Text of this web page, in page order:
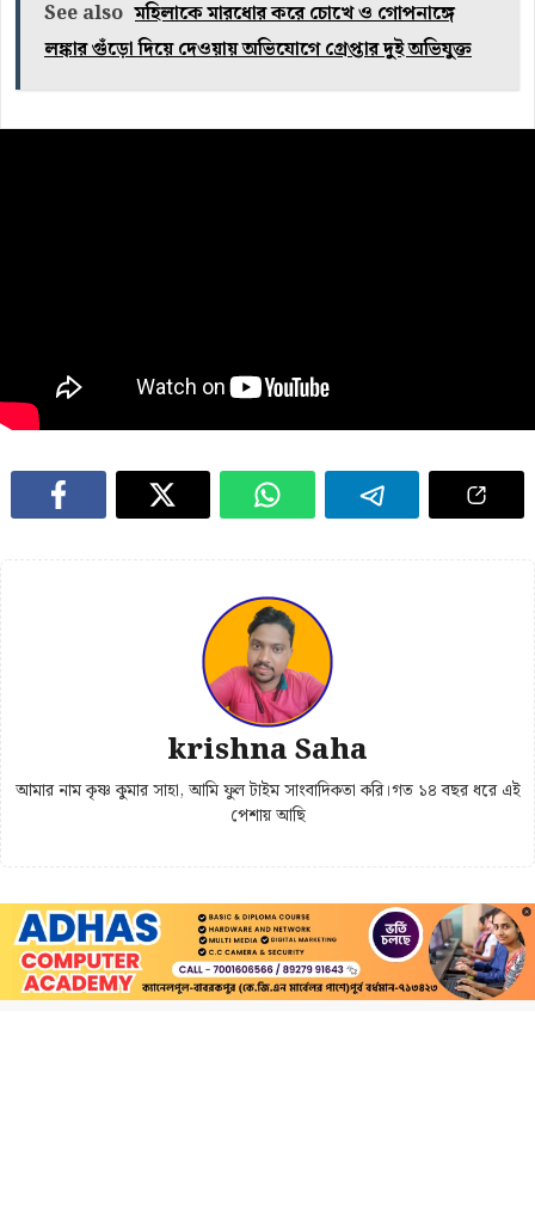
See also মহিলাকে মারধোর করে চোখে ও গোপনাঙ্গে
লঙ্কার গুঁড়ো দিয়ে দেওয়ায় অভিযোগে গ্রেপ্তার দুই অভিযুক্ত
krishna Saha
আমার নাম কৃষ্ণ কুমার সাহা, আমি ফুল টাইম সাংবাদিকতা করি।গত ১৪ বছর ধরে এই
পেশায় আছি